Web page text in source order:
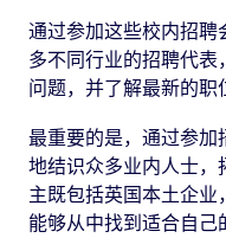
通过参加这些校内招聘
多不同行业的招聘代
问题，并了解最新的职
最重要的是，通过参
地结识众多业内人士，
主既包括英国本土企
能够从中找到适合自己